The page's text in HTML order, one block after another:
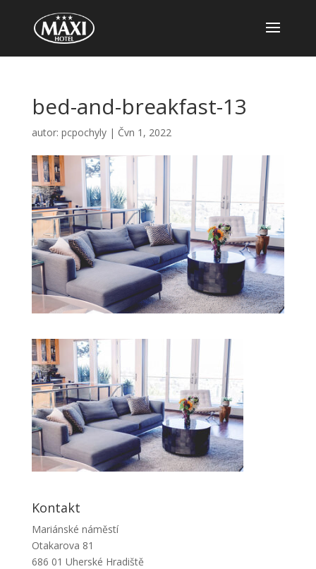
bed-and-breakfast-13
autor: pcpochyly| Čvn 1, 2022
Kontakt
Mariánské náměstí
Otakarova 81
686 01 Uherské Hradiště